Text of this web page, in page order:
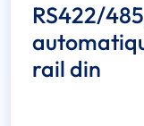
RS422/
rail din